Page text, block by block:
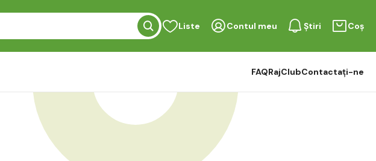
Liste Contul meu Știri Coș
FAQRajClubContactați-ne